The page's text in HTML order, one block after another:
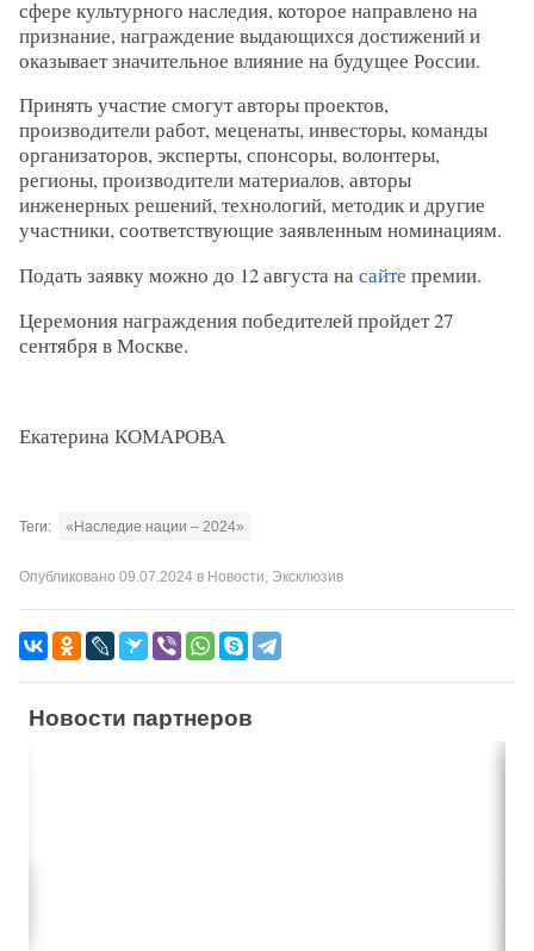
сфере культурного наследия, которое направлено на
признание, награждение выдающихся достижений и
оказывает значительное влияние на будущее России.
Принять участие смогут авторы проектов,
производители работ, меценаты, инвесторы, команды
организаторов, эксперты, спонсоры, волонтеры,
регионы, производители материалов, авторы
инженерных решений, технологий, методик и другие
участники, соответствующие заявленным номинациям.
Подать заявку можно до 12 августа насайте премии.
Церемония награждения победителей пройдет 27
сентября в Москве.
Екатерина КОМАРОВА
Теги: «Наследие нации – 2024»
Опубликовано 09.07.2024 в Новости, Эксклюзив
Новости партнеров